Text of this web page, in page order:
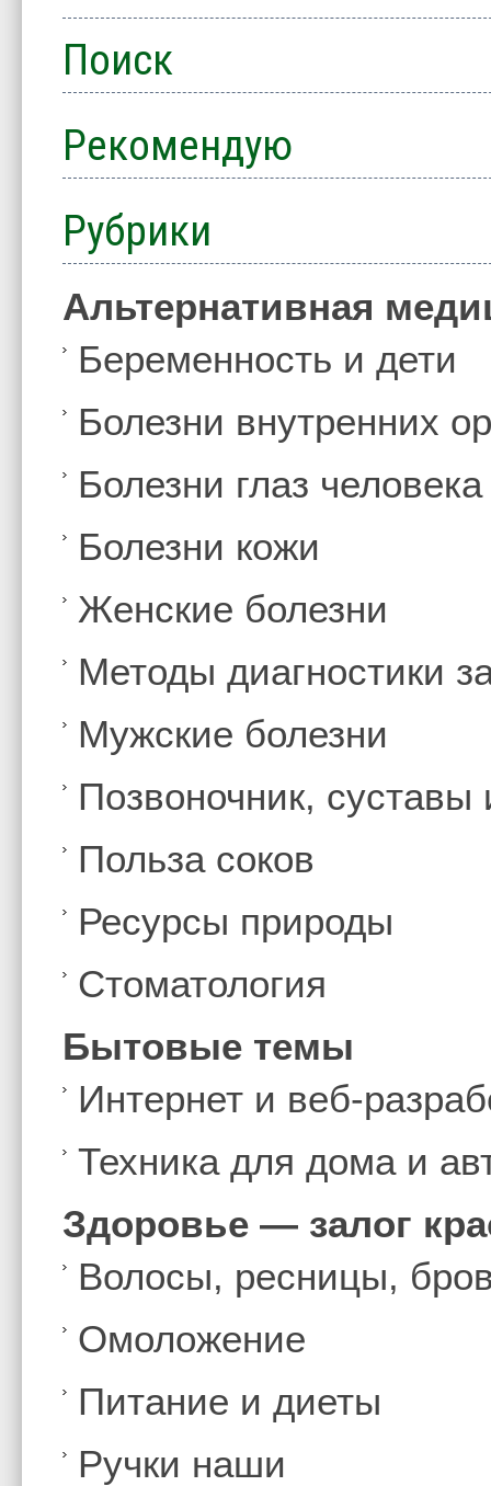
Поиск
Рекомендую
Рубрики
Альтернативная
Беременность и дети
Болезни внутренних
Болезни глаз человека
Болезни кожи
Женские болезни
Методы диагностики
Мужские болезни
Позвоночник,
Польза соков
Ресурсы природы
Стоматология
Бытовые темы
Интернет и веб-
Техника для дома и
Здоровье — залог
Волосы, ресницы,
Омоложение
Питание и диеты
Ручки наши